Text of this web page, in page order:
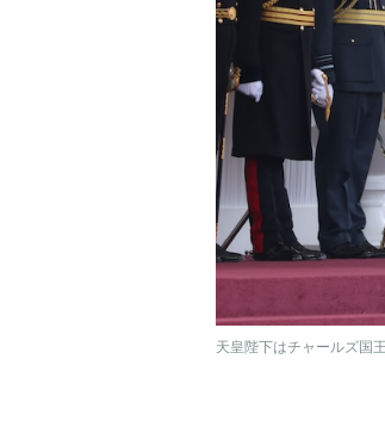
天皇陛下はチャールズ国